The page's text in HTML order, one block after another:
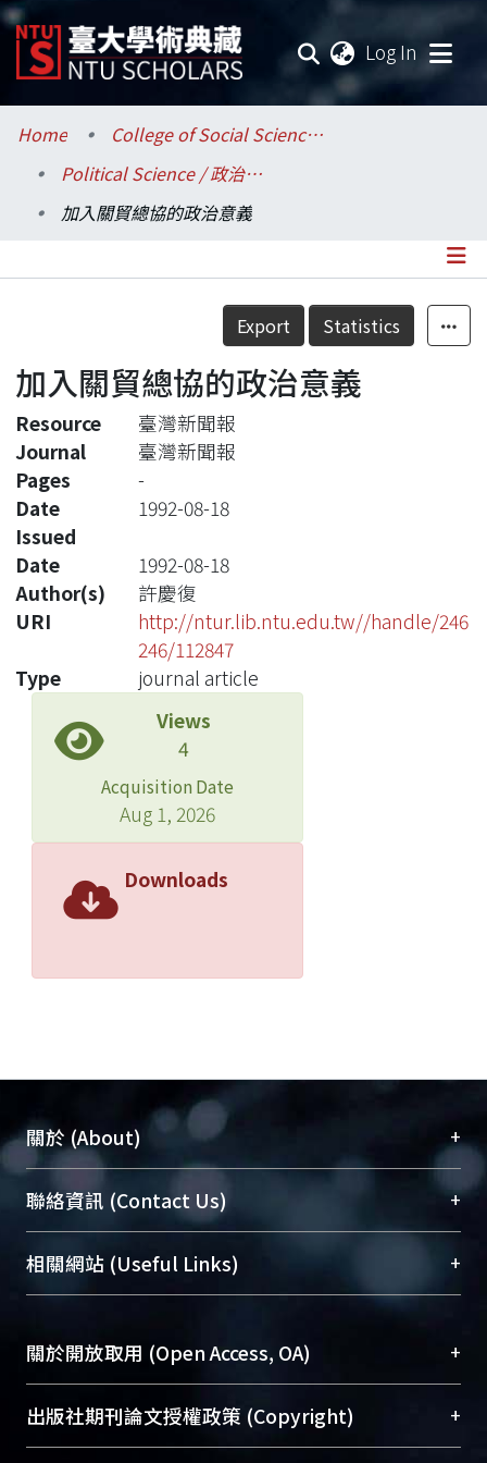
Log In
Communities & Collections
Research Outputs
Statistics
Home
College of Social Sciences / 社會科學院
Political Science / 政治學系
加入關貿總協的政治意義
Details
Export Statistics
加入關貿總協的政治意義
Resource
臺灣新聞報
Journal
臺灣新聞報
Pages
-
Date
Issued
1992-08-18
Date
1992-08-18
Author(s)
許慶復
URI
http://ntur.lib.ntu.edu.tw//handle/246
246/112847
Type
journal article
Views
4
Acquisition Date
Aug 1, 2026
Downloads
關於 (About) +
臺大位居世界頂尖大學之列，為永久珍藏及向國際
展現本校豐碩的研究成果及學術能量，圖書館整合
機構典藏（NTUR）與學術庫（AH）不同功能平
台，成為臺大學術典藏NTU scholars。期能整合研
究能量、促進交流合作、保存學術產出、推廣研究
成果。
To permanently archive and promote researcher
profiles and scholarly works, Library integrates the
services of “NTU Repository” with “Academic
聯絡資訊 (Contact Us) +
總館學科館員(Main Library)
醫學圖書館學科館員(Medical Library)
(Social
Sciences Library)
相關網站 (Useful Links) +
關於開放取用 (Open Access, OA) +
開放取用是從使用者角度提升資訊取用性的社會運
動，應用在學術研究上是透過將研究著作公開供使
出版社期刊論文授權政策 (Copyright) +